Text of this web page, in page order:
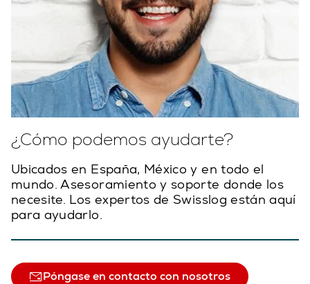
¿Cómo podemos ayudarte?
Ubicados en España, México y en todo el
mundo. Asesoramiento y soporte donde los
necesite. Los expertos de Swisslog están aquí
para ayudarlo.
Póngase en contacto con nosotros